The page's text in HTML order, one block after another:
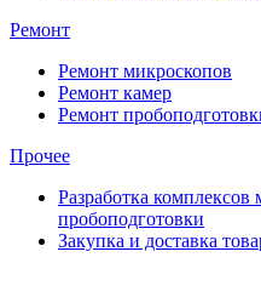
Ремонт
Ремонт микроскопов
Ремонт камер
Ремонт
Прочее
Разработка
пробоподготовки
Закупка и доставка